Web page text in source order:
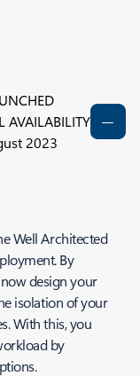
AVAILABILITY
2023
Well Architected
By
design your
isolation of your
With this, you
by